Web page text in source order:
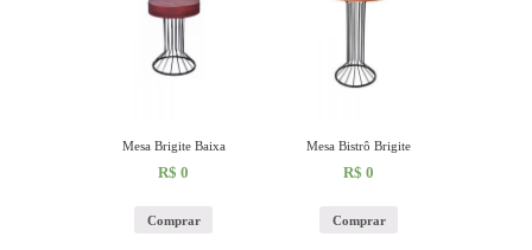
Mesa Brigite Baixa
R$ 0
Comprar
Mesa Bistrô Brigite
R$ 0
Comprar